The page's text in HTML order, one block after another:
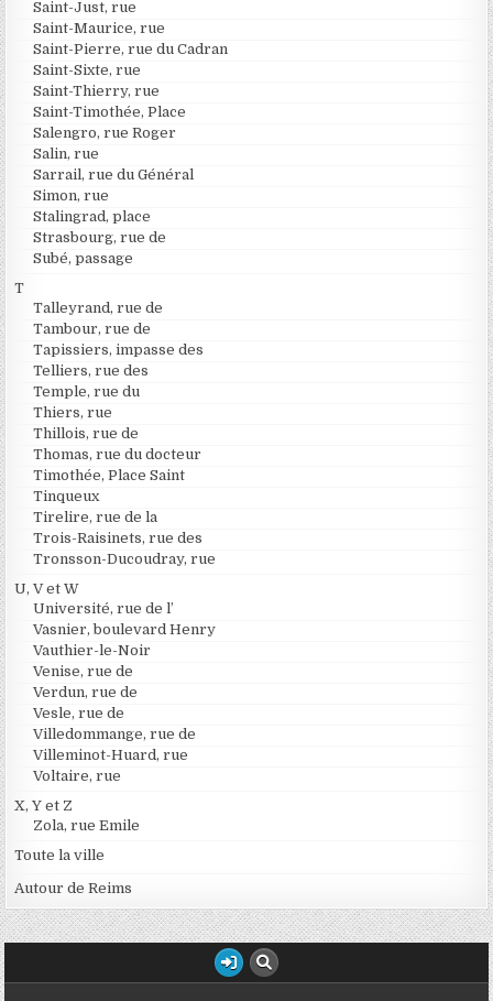
Saint-Just, rue
Saint-Maurice, rue
Saint-Pierre, rue du Cadran
Saint-Sixte, rue
Saint-Thierry, rue
Saint-Timothée, Place
Salengro, rue Roger
Salin, rue
Sarrail, rue du Général
Simon, rue
Stalingrad, place
Strasbourg, rue de
Subé, passage
T
Talleyrand, rue de
Tambour, rue de
Tapissiers, impasse des
Telliers, rue des
Temple, rue du
Thiers, rue
Thillois, rue de
Thomas, rue du docteur
Timothée, Place Saint
Tinqueux
Tirelire, rue de la
Trois-Raisinets, rue des
Tronsson-Ducoudray, rue
U, V et W
Université, rue de l’
Vasnier, boulevard Henry
Vauthier-le-Noir
Venise, rue de
Verdun, rue de
Vesle, rue de
Villedommange, rue de
Villeminot-Huard, rue
Voltaire, rue
X, Y et Z
Zola, rue Emile
Toute la ville
Autour de Reims